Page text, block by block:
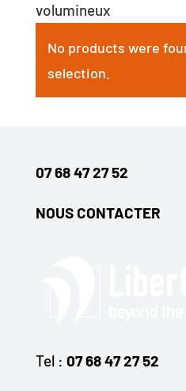
volumineux
No products were
selection.
07 68 47 27 52
NOUS CONTACTER
Tel : 07 68 47 27 52